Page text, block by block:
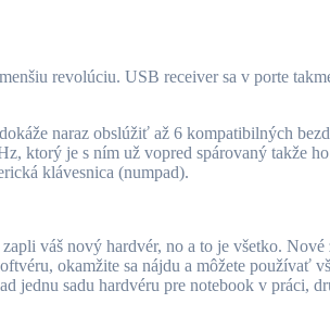
naraz obslúžiť až 6 kompatibilných
ktorý je s ním už vopred spárovaný takže
klávesnica (numpad).
váš nový hardvér, no a to je všetko.
okamžite sa nájdu a môžete používať
sadu hardvéru pre notebook v práci,